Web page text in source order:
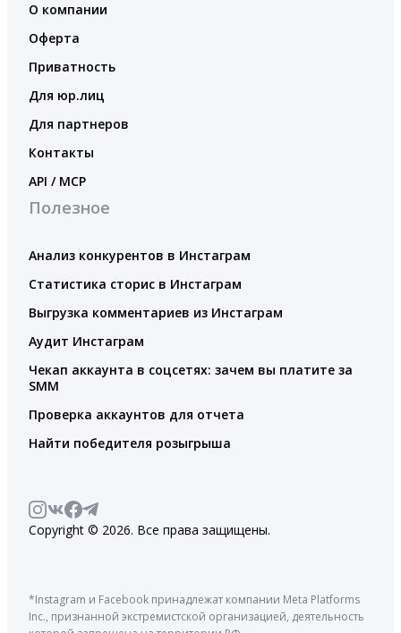
О компании
Оферта
Приватность
Для юр.лиц
Для партнеров
Контакты
API / MCP
Полезное
Анализ конкурентов в Инстаграм
Статистика сторис в Инстаграм
Выгрузка комментариев из Инстаграм
Аудит Инстаграм
Чекап аккаунта в соцсетях: зачем вы платите за
SMM
Проверка аккаунтов для отчета
Найти победителя розыгрыша
Copyright © 2026. Все права защищены.
*Instagram и Facebook принадлежат компании Meta Platforms
Inc., признанной экстремистской организацией, деятельность